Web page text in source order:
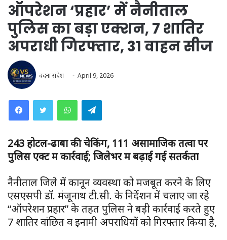
ऑपरेशन ‘प्रहार’ में नैनीताल
पुलिस का बड़ा एक्शन, 7 शातिर
अपराधी गिरफ्तार, 31 वाहन सीज
वंदना संदेश April 9, 2026
WhatsAppTelegram
243 होटल-ढाबों की चेकिंग, 111 असामाजिक तत्वों पर
पुलिस एक्ट में कार्रवाई; जिलेभर में बढ़ाई गई सतर्कता
नैनीताल जिले में कानून व्यवस्था को मजबूत करने के लिए
एसएसपी डॉ. मंजूनाथ टी.सी. के निर्देशन में चलाए जा रहे
“ऑपरेशन प्रहार” के तहत पुलिस ने बड़ी कार्रवाई करते हुए
7 शातिर वांछित व इनामी अपराधियों को गिरफ्तार किया है,